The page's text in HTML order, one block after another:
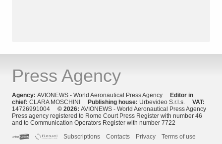
Press Agency
Agency: AVIONEWS - World Aeronautical Press Agency Editor in
chief: CLARA MOSCHINI Publishing house: Urbevideo S.r.l.s. VAT:
14726991004 © 2026: AVIONEWS - World Aeronautical Press Agency
Press agency registered to Rome Court Press Register with number 46
and to Communication Operators Register with number 7722
Subscriptions
Contacts Privacy Terms of use